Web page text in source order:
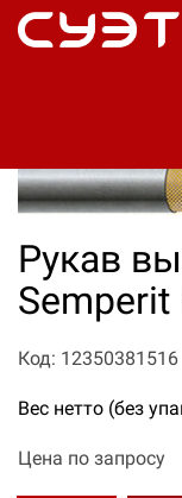
Рукав
Код: 12350381516
Вес нетто (без
Цена по запросу